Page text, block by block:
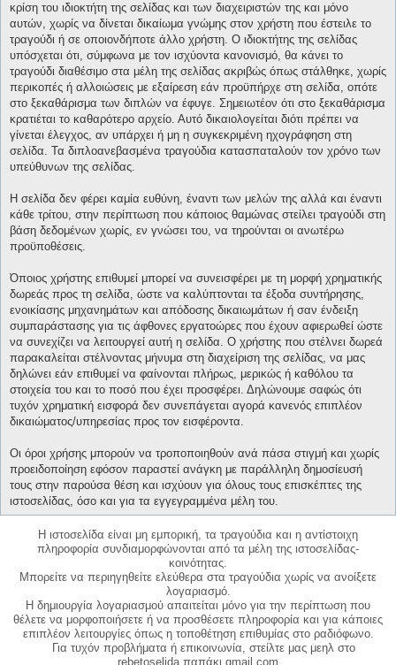
κρίση του ιδιοκτήτη της σελίδας και των διαχειριστών της και μόνο
αυτών, χωρίς να δίνεται δικαίωμα γνώμης στον χρήστη που έστειλε το
τραγούδι ή σε οποιονδήποτε άλλο χρήστη. Ο ιδιοκτήτης της σελίδας
υπόσχεται ότι, σύμφωνα με τον ισχύοντα κανονισμό, θα κάνει το
τραγούδι διαθέσιμο στα μέλη της σελίδας ακριβώς όπως στάλθηκε, χωρίς
περικοπές ή αλλοιώσεις με εξαίρεση εάν προϋπήρχε στη σελίδα, οπότε
στο ξεκαθάρισμα των διπλών να έφυγε. Σημειωτέον ότι στο ξεκαθάρισμα
κρατιέται το καθαρότερο αρχείο. Αυτό δικαιολογείται διότι πρέπει να
γίνεται έλεγχος, αν υπάρχει ή μη η συγκεκριμένη ηχογράφηση στη
σελίδα. Τα διπλοανεβασμένα τραγούδια κατασπαταλούν τον χρόνο των
υπεύθυνων της σελίδας.
Η σελίδα δεν φέρει καμία ευθύνη, έναντι των μελών της αλλά και έναντι
κάθε τρίτου, στην περίπτωση που κάποιος θαμώνας στείλει τραγούδι στη
βάση δεδομένων χωρίς, εν γνώσει του, να τηρούνται οι ανωτέρω
προϋποθέσεις.
Όποιος χρήστης επιθυμεί μπορεί να συνεισφέρει με τη μορφή χρηματικής
δωρεάς προς τη σελίδα, ώστε να καλύπτονται τα έξοδα συντήρησης,
ενοικίασης μηχανημάτων και απόδοσης δικαιωμάτων ή σαν ένδειξη
συμπαράστασης για τις άφθονες εργατοώρες που έχουν αφιερωθεί ώστε
να συνεχίζει να λειτουργεί αυτή η σελίδα. Ο χρήστης που στέλνει δωρεά
παρακαλείται στέλνοντας μήνυμα στη διαχείριση της σελίδας, να μας
δηλώνει εάν επιθυμεί να φαίνονται πλήρως, μερικώς ή καθόλου τα
στοιχεία του και το ποσό που έχει προσφέρει. Δηλώνουμε σαφώς ότι
τυχόν χρηματική εισφορά δεν συνεπάγεται αγορά κανενός επιπλέον
δικαιώματος/υπηρεσίας προς τον εισφέροντα.
Οι όροι χρήσης μπορούν να τροποποιηθούν ανά πάσα στιγμή και χωρίς
προειδοποίηση εφόσον παραστεί ανάγκη με παράλληλη δημοσίευσή
τους στην παρούσα θέση και ισχύουν για όλους τους επισκέπτες της
ιστοσελίδας, όσο και για τα εγγεγραμμένα μέλη του.
Η ιστοσελίδα είναι μη εμπορική, τα τραγούδια και η αντίστοιχη
πληροφορία συνδιαμορφώνονται από τα μέλη της ιστοσελίδας-
κοινότητας.
Μπορείτε να περιηγηθείτε ελεύθερα στα τραγούδια χωρίς να ανοίξετε
λογαριασμό.
Η δημιουργία λογαριασμού απαιτείται μόνο για την περίπτωση που
θέλετε να μορφοποιήσετε ή να προσθέσετε πληροφορία και για κάποιες
επιπλέον λειτουργίες όπως η τοποθέτηση επιθυμίας στο ραδιόφωνο.
Για τυχόν προβλήματα ή επικοινωνία, στείλτε μας μεηλ στο
rebetoselida παπάκι gmail.com